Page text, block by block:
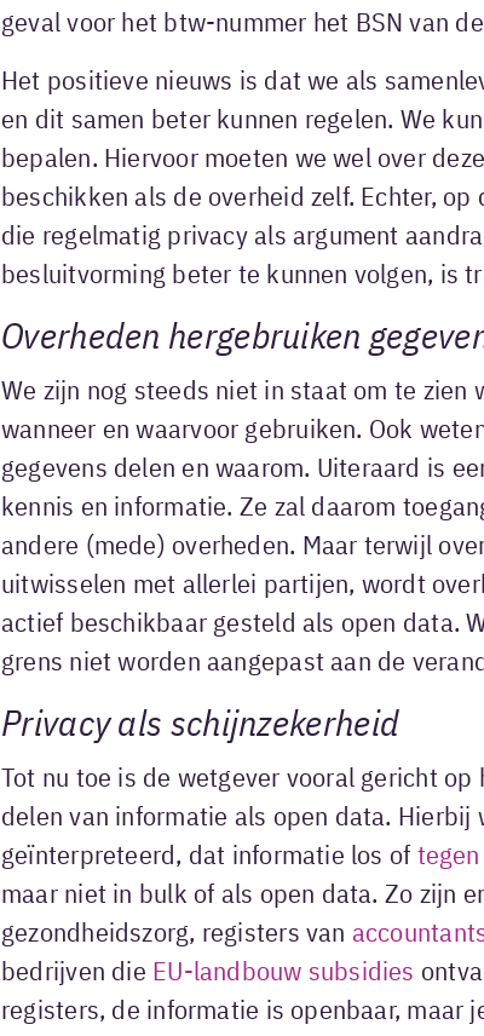
geval voor het btw-nummer het BSN van
Het positieve nieuws is dat we als
en dit samen beter kunnen regelen. We
bepalen. Hiervoor moeten we wel over
beschikken als de overheid zelf. Echter,
die regelmatig privacy als argument
besluitvorming beter te kunnen volgen, is
Overheden hergebruiken
We zijn nog steeds niet in staat om te zien
wanneer en waarvoor gebruiken. Ook
gegevens delen en waarom. Uiteraard is
kennis en informatie. Ze zal daarom
andere (mede) overheden. Maar terwijl
uitwisselen met allerlei partijen, wordt
actief beschikbaar gesteld als open data.
grens niet worden aangepast aan de
Privacy als schijnzekerheid
Tot nu toe is de wetgever vooral gericht
delen van informatie als open data. Hierbij
geïnterpreteerd, dat informatie los of
maar niet in bulk of als open data. Zo zijn
gezondheidszorg, registers van
bedrijven die EU-landbouw subsidies
registers, de informatie is openbaar, maar